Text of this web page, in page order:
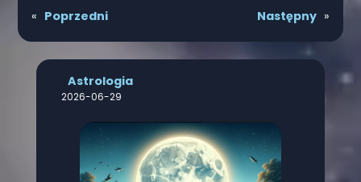
« Poprzedni Następny »
Astrologia
2026-06-29